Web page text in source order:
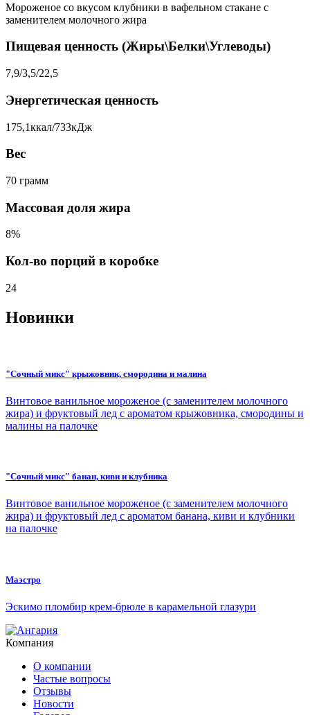
Мороженое со вкусом клубники в вафельном стакане с
заменителем молочного жира
Пищевая ценность (Жиры\Белки\Углеводы)
7,9/3,5/22,5
Энергетическая ценность
175,1ккал/733кДж
Вес
70 грамм
Массовая доля жира
8%
Кол-во порций в коробке
24
Новинки
"Сочный микс" крыжовник, смородина и малина
Винтовое ванильное мороженое (с заменителем молочного
жира) и фруктовый лед с ароматом крыжовника, смородины и
малины на палочке
"Сочный микс" банан, киви и клубника
Винтовое ванильное мороженое (с заменителем молочного
жира) и фруктовый лед с ароматом банана, киви и клубники
на палочке
Маэстро
Эскимо пломбир крем-брюле в карамельной глазури
Компания
О компании
Частые вопросы
Отзывы
Новости